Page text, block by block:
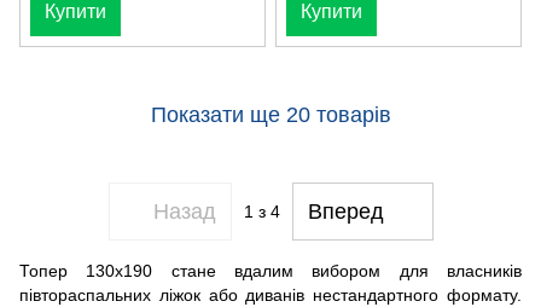
Купити Купити
Показати ще 20 товарів
Назад 1з 4 Вперед
Топер 130х190 стане вдалим вибором для власників
півтораспальних ліжок або диванів нестандартного формату.